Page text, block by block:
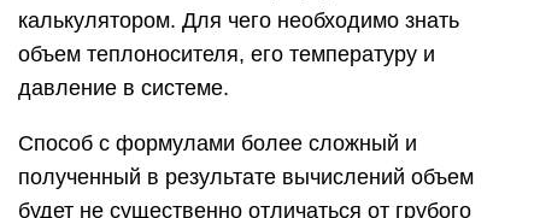
калькулятором. Для чего необходимо знать
объем теплоносителя, его температуру и
давление в системе.
Способ с формулами более сложный и
полученный в результате вычислений объем
будет не существенно отличаться от грубого